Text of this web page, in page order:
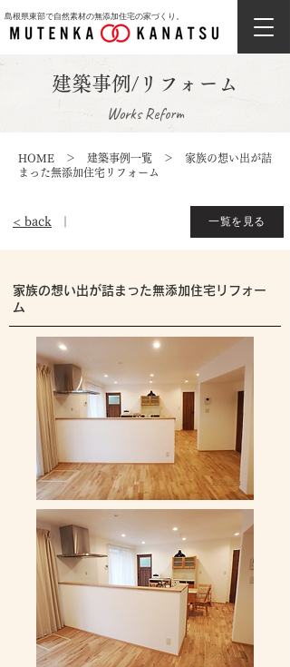
島根県東部で自然素材の無添加住宅の家づくり。
建築事例/リフォーム
Works Reform
HOME ＞ 建築事例一覧 ＞ 家族の想い出が詰
まった無添加住宅リフォーム
< back 一覧を見る
家族の想い出が詰まった無添加住宅リフォー
ム